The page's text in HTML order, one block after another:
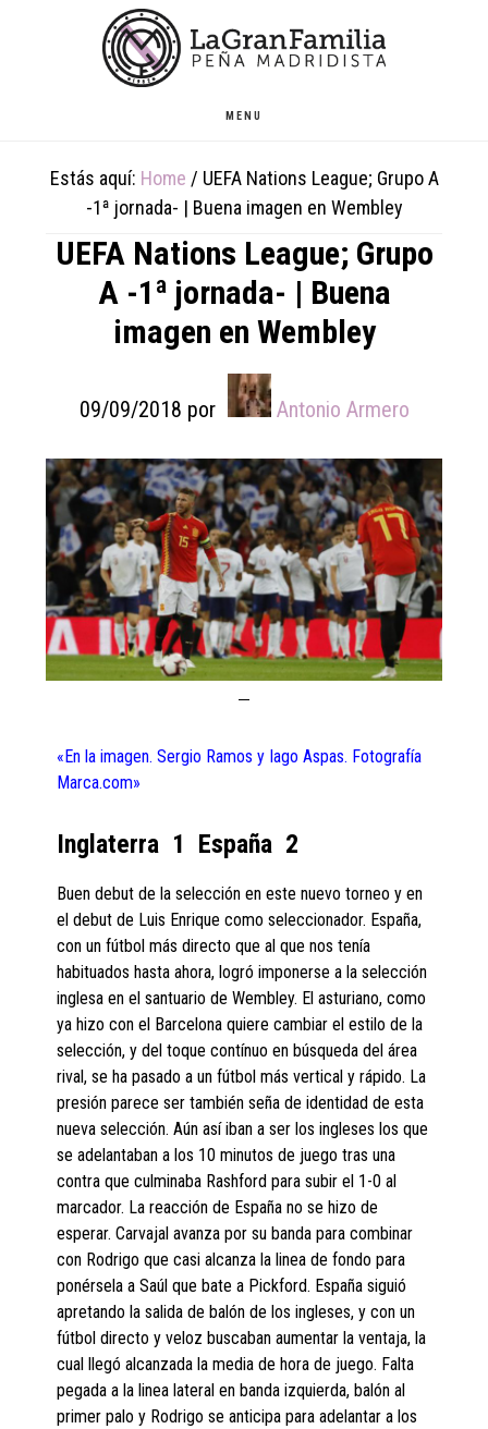
MENU
Estás aquí: Home / UEFA Nations League; Grupo A
-1ª jornada- | Buena imagen en Wembley
UEFA Nations League; Grupo
A -1ª jornada- | Buena
imagen en Wembley
09/09/2018 por Antonio Armero
«En la imagen. Sergio Ramos y Iago Aspas. Fotografía
Marca.com»
Inglaterra 1 España 2
Buen debut de la selección en este nuevo torneo y en
el debut de Luis Enrique como seleccionador. España,
con un fútbol más directo que al que nos tenía
habituados hasta ahora, logró imponerse a la selección
inglesa en el santuario de Wembley. El asturiano, como
ya hizo con el Barcelona quiere cambiar el estilo de la
selección, y del toque contínuo en búsqueda del área
rival, se ha pasado a un fútbol más vertical y rápido. La
presión parece ser también seña de identidad de esta
nueva selección. Aún así iban a ser los ingleses los que
se adelantaban a los 10 minutos de juego tras una
contra que culminaba Rashford para subir el 1-0 al
marcador. La reacción de España no se hizo de
esperar. Carvajal avanza por su banda para combinar
con Rodrigo que casi alcanza la linea de fondo para
ponérsela a Saúl que bate a Pickford. España siguió
apretando la salida de balón de los ingleses, y con un
fútbol directo y veloz buscaban aumentar la ventaja, la
cual llegó alcanzada la media de hora de juego. Falta
pegada a la linea lateral en banda izquierda, balón al
primer palo y Rodrigo se anticipa para adelantar a los